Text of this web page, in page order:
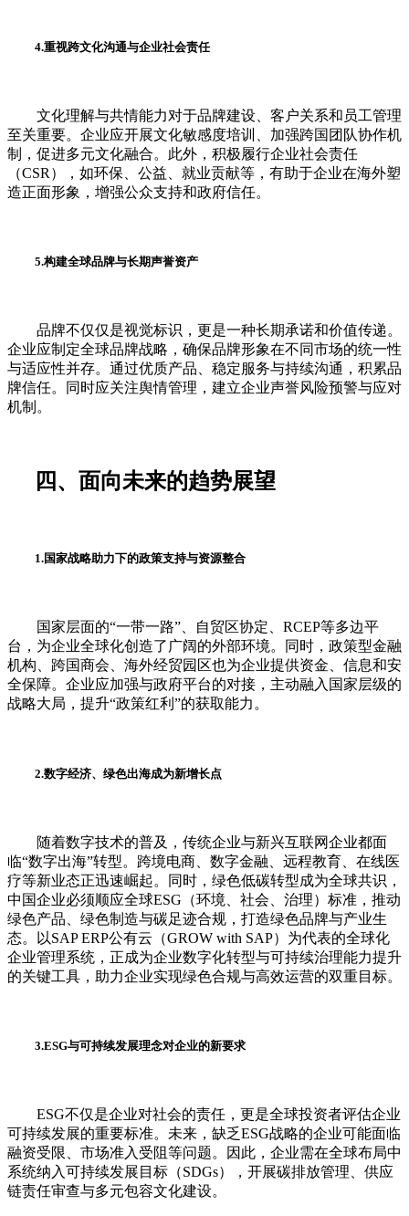
4.重视跨文化沟通与企业社会责任
文化理解与共情能力对于品牌建设、客户关系和员工管理
至关重要。企业应开展文化敏感度培训、加强跨国团队协作机
制，促进多元文化融合。此外，积极履行企业社会责任
（CSR），如环保、公益、就业贡献等，有助于企业在海外塑
造正面形象，增强公众支持和政府信任。
5.构建全球品牌与长期声誉资产
品牌不仅仅是视觉标识，更是一种长期承诺和价值传递。
企业应制定全球品牌战略，确保品牌形象在不同市场的统一性
与适应性并存。通过优质产品、稳定服务与持续沟通，积累品
牌信任。同时应关注舆情管理，建立企业声誉风险预警与应对
机制。
四、面向未来的趋势展望
1.国家战略助力下的政策支持与资源整合
国家层面的“一带一路”、自贸区协定、RCEP等多边平
台，为企业全球化创造了广阔的外部环境。同时，政策型金融
机构、跨国商会、海外经贸园区也为企业提供资金、信息和安
全保障。企业应加强与政府平台的对接，主动融入国家层级的
战略大局，提升“政策红利”的获取能力。
2.数字经济、绿色出海成为新增长点
随着数字技术的普及，传统企业与新兴互联网企业都面
临“数字出海”转型。跨境电商、数字金融、远程教育、在线医
疗等新业态正迅速崛起。同时，绿色低碳转型成为全球共识，
中国企业必须顺应全球ESG（环境、社会、治理）标准，推动
绿色产品、绿色制造与碳足迹合规，打造绿色品牌与产业生
态。以SAP ERP公有云（GROW with SAP）为代表的全球化
企业管理系统，正成为企业数字化转型与可持续治理能力提升
的关键工具，助力企业实现绿色合规与高效运营的双重目标。
3.ESG与可持续发展理念对企业的新要求
ESG不仅是企业对社会的责任，更是全球投资者评估企业
可持续发展的重要标准。未来，缺乏ESG战略的企业可能面临
融资受限、市场准入受阻等问题。因此，企业需在全球布局中
系统纳入可持续发展目标（SDGs），开展碳排放管理、供应
链责任审查与多元包容文化建设。